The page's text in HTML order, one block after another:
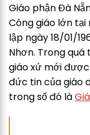
Giáo phận Đà
Công giáo lớn
lập ngày 18/01/
Nhơn. Trong
giáo xứ mới
đức tin của giáo
trong số đó là